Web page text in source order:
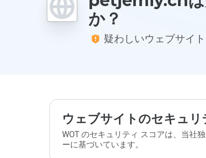
か？
疑わしいウェブサイト
ウェブサイトのセキュリ
WOT のセキュリティ スコアは、当社
ーに基づいています。